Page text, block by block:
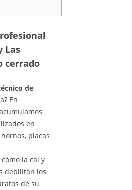
Las
cerrado
de
En
acumulamos
en
placas
la cal y
debilitan los
de su